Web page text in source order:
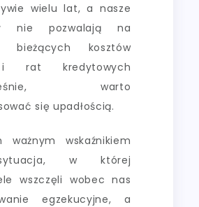
wielu lat, a nasze
nie pozwalają na
bieżących kosztów
rat kredytowych
warto
się upadłością.
ważnym wskaźnikiem
w której
wszczęli wobec nas
egzekucyjne, a